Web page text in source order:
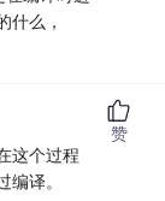
什么，
这个过程
译。
赞